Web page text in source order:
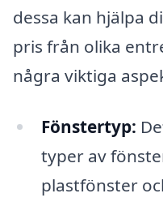
dessa kan hjälpa
pris från olika
några viktiga
Fönstertyp:
typer av
plastfönster